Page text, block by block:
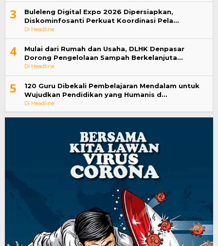
3
Buleleng Digital Expo 2026 Dipersiapkan,
Diskominfosanti Perkuat Koordinasi Pela…
Di Headline
4
Mulai dari Rumah dan Usaha, DLHK Denpasar
Dorong Pengelolaan Sampah Berkelanjuta…
Di Headline
5
120 Guru Dibekali Pembelajaran Mendalam untuk
Wujudkan Pendidikan yang Humanis d…
Di Headline